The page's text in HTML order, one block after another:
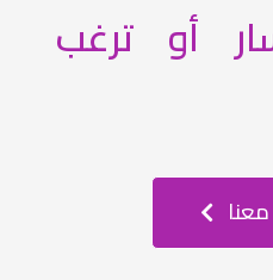
أو ترغب